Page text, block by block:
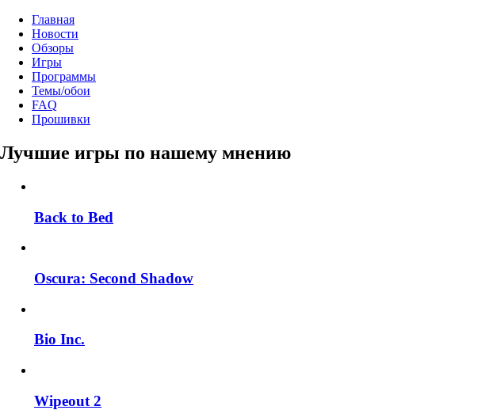
Главная
Новости
Обзоры
Игры
Программы
Темы/обои
FAQ
Прошивки
Лучшие игры по нашему мнению
Back to Bed
Oscura: Second Shadow
Bio Inc.
Wipeout 2